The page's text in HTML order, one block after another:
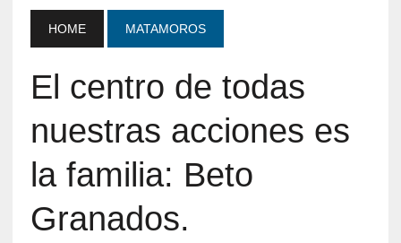
HOME MATAMOROS
El centro de todas
nuestras acciones es
la familia: Beto
Granados.